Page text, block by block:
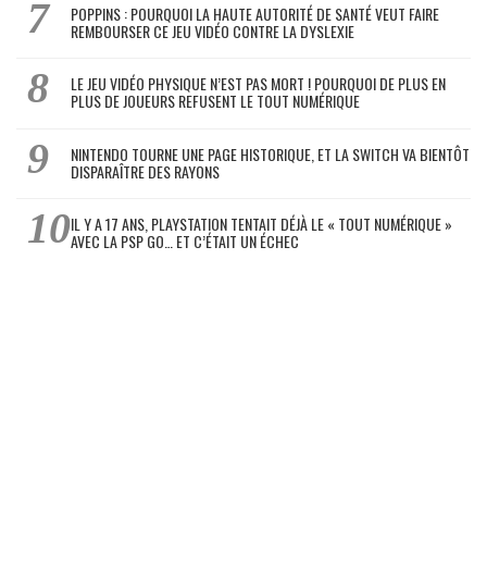
POPPINS : POURQUOI LA HAUTE AUTORITÉ DE SANTÉ VEUT FAIRE
REMBOURSER CE JEU VIDÉO CONTRE LA DYSLEXIE
LE JEU VIDÉO PHYSIQUE N’EST PAS MORT ! POURQUOI DE PLUS EN
PLUS DE JOUEURS REFUSENT LE TOUT NUMÉRIQUE
NINTENDO TOURNE UNE PAGE HISTORIQUE, ET LA SWITCH VA BIENTÔT
DISPARAÎTRE DES RAYONS
IL Y A 17 ANS, PLAYSTATION TENTAIT DÉJÀ LE « TOUT NUMÉRIQUE »
AVEC LA PSP GO… ET C’ÉTAIT UN ÉCHEC